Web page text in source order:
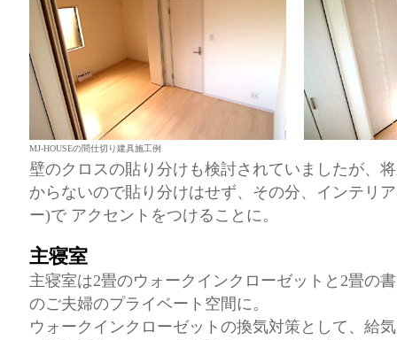
MJ-HOUSEの間仕切り建具施工例
壁のクロスの貼り分けも検討されていましたが、
からないので貼り分けはせず、その分、インテリ
ー)で アクセントをつけることに。
主寝室
主寝室は2畳のウォークインクローゼットと2畳の
のご夫婦のプライベート空間に。
ウォークインクローゼットの換気対策として、給